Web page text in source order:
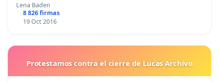
Lena Baden
8 826 firmas
19 Oct 2016
Protestamos contra el cierre de Lucas Archivo